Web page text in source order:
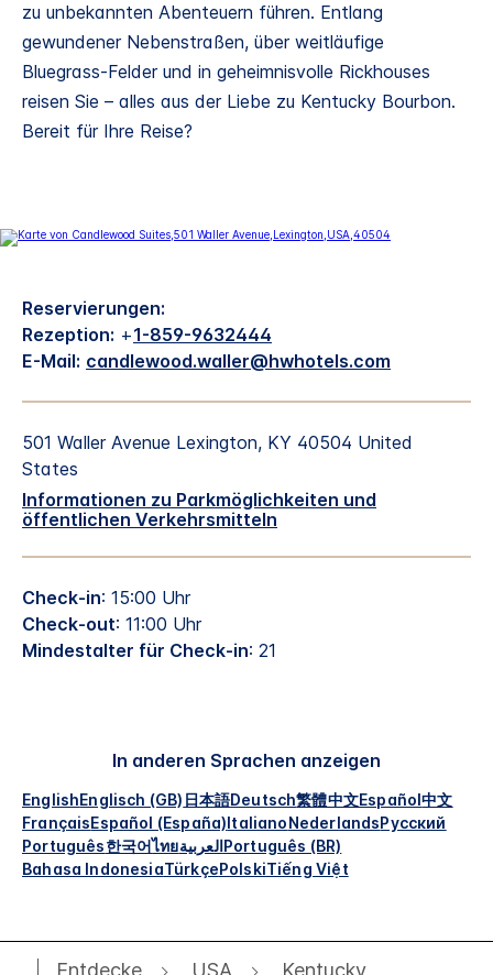
zu unbekannten Abenteuern führen. Entlang
gewundener Nebenstraßen, über weitläufige
Bluegrass-Felder und in geheimnisvolle Rickhouses
reisen Sie – alles aus der Liebe zu Kentucky Bourbon.
Bereit für Ihre Reise?
Reservierungen:
Rezeption: +1-859-9632444
E-Mail: candlewood.waller@hwhotels.com
501 Waller Avenue Lexington, KY 40504 United
States
Informationen zu Parkmöglichkeiten und
öffentlichen Verkehrsmitteln
Check-in: 15:00 Uhr
Check-out: 11:00 Uhr
Mindestalter für Check-in: 21
In anderen Sprachen anzeigen
EnglishEnglisch (GB) 日本語Deutsch繁體中文Español中文
FrançaisEspañol (España)ItalianoNederlandsРусский
Português한국어ไทยالعربيةPortuguês (BR)
Bahasa IndonesiaTürkçePolskiTiếng Việt